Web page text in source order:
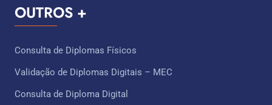
OUTROS +
Consulta de Diplomas Físicos
Validação de Diplomas Digitais – MEC
Consulta de Diploma Digital